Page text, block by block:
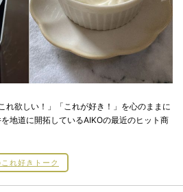
れ欲しい！」「これが好き！」を心のままに
地道に開拓しているAIKOの最近のヒット商
れ好きトーク